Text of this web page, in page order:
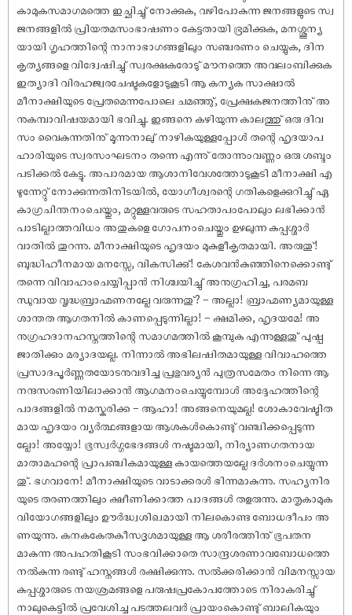
കാമുകസമാഗമത്തെ ഇച്ഛിച്ചു് നോക്കുക, വഴിപോകുന്ന ജനങ്ങളുടെ സ്വ
ജനങ്ങളിൽ പ്രിയതമസംഭാഷണം കേട്ടതായി ഭ്രമിക്കുക, മനശ്ശൂന്യ
യായി ഗൃഹത്തിന്റെ നാനാഭാഗങ്ങളിലും സഞ്ചരണം ചെയ്യുക, ദിന
കൃത്യങ്ങളെ വിദ്വേഷിച്ചു് സ്വരക്ഷകരോടു് മൗനത്തെ അവലംബിക്കുക
ഇത്യാദി വിരഹജ്വരചേഷ്ടകളോടുകൂടി ആ കന്യക സാക്ഷാൽ
മീനാക്ഷിയുടെ പ്രേതമെന്നപോലെ ചമഞ്ഞു്, പ്രേക്ഷകജനത്തിനു് അ
നുകമ്പാവിഷയമായി ഭവിച്ചു. ഇങ്ങനെ കഴിയുന്ന കാലത്തു് ഒരു ദിവ
സം വൈകുന്നതിനു് മൂന്നുനാലു് നാഴികയുള്ളപ്പോൾ തന്റെ ഹൃദയാപ
ഹാരിയുടെ സ്വരസംഘടനം തന്നെ എന്നു് തോന്നുംവണ്ണം ഒരു ശബ്ദം
പടിക്കൽ കേട്ടു. അപാരമായ ആശാനിവേശത്തോടുകൂടി മീനാക്ഷി എ
ഴുന്നേറ്റു് നോക്കുന്നതിനിടയിൽ, യോഗീശ്വരന്റെ ഗതികളെക്കുറിച്ചു് ഏ
കാഗ്രചിന്തനംചെയ്തും, മറ്റുള്ളവരുടെ സഹതാപംപോലും ലഭിക്കാൻ
പാടില്ലാത്തവിധം അതുകളെ ഗോപനംചെയ്തും ഉഴലുന്ന കുപ്പശ്ശാർ
വാതിൽ തുറന്നു. മീനാക്ഷിയുടെ ഹൃദയം മുകുളീകൃതമായി. അരുതു്!
ബുദ്ധിഹീനമായ മനസ്സേ, വികസിക്കു്! കേശവൻകുഞ്ഞിനെക്കൊണ്ടു്
തന്നെ വിവാഹംചെയ്യിപ്പാൻ നിശ്ചയിച്ചു് അനുഗ്രഹിച്ച, പരമബ
ന്ധുവായ വൃദ്ധബ്രാഹ്മണനല്ലേ വരുന്നതു്? – അല്ലാ! ബ്രാഹ്മണ്യമായുള്ള
ശാന്തത ആഗതനിൽ കാണപ്പെടുന്നില്ലാ! – ക്ഷമിക്ക, ഹൃദയമേ! അ
നുഗ്രഹദാനഹസ്തത്തിന്റെ സമാഗമത്തിൽ കൂമ്പുക എന്നുള്ളതു് പുഷ്പ
ജാതിക്കും മര്യാദയല്ല. നിന്നാൽ അഭിലഷിതമായുള്ള വിവാഹത്തെ
പ്രസാദപൂർണ്ണതയോടനുവദിച്ച പ്രഭുവര്യൻ പുത്രസമേതം നിന്നെ ആ
നന്ദസരണിയിലാക്കാൻ ആഗമനംചെയ്യുമ്പോൾ അദ്ദേഹത്തിന്റെ
പാദങ്ങളിൽ നമസ്കരിക്ക – ആഹാ! അങ്ങനെയുമല്ല! ശോകാവേഷ്ടിത
മായ ഹൃദയം വ്യർത്ഥങ്ങളായ ആശകൾകൊണ്ടു് വഞ്ചിക്കപ്പെടുന്ന
ല്ലോ! അയ്യോ! ഭൂസ്വർഗ്ഗഭേദങ്ങൾ നഷ്ടമായി, നിര്യാണഗതനായ
മാതാമഹന്റെ പ്രാപഞ്ചികമായുള്ള കായത്തെയല്ലേ ദർശനംചെയ്യുന്ന
തു്. ഭഗവാനേ! മീനാക്ഷിയുടെ വാടാക്കരൾ ഭിന്നമാകുന്നു. സഹ്യനിര
യുടെ തരണത്തിലും ക്ഷീണിക്കാത്ത പാദങ്ങൾ തളരുന്നു. മാതൃകാമുക
വിയോഗങ്ങളിലും ഊർദ്ധ്വശിഖമായി നിലകൊണ്ട ബോധദീപം അ
ണയുന്നു. കനകകേതകീസദൃശമായുള്ള ആ ശരീരത്തിനു് ഭൂപതന
മാകുന്ന അപഹതികൂടി സംഭവിക്കാതെ സാന്ദ്രശരണാവബോധത്തെ
നൽകുന്ന രണ്ടു് ഹസ്തങ്ങൾ രക്ഷിക്കുന്നു. സൽക്കരിക്കാൻ വിമനസ്സായ
കുപ്പശ്ശാരുടെ നയശ്രമങ്ങളെ പരുഷപ്രകോപത്തോടെ നിരാകരിച്ചു്
നാലുകെട്ടിൽ പ്രവേശിച്ച പടത്തലവർ പ്രായംകൊണ്ടു് ബാലികയും